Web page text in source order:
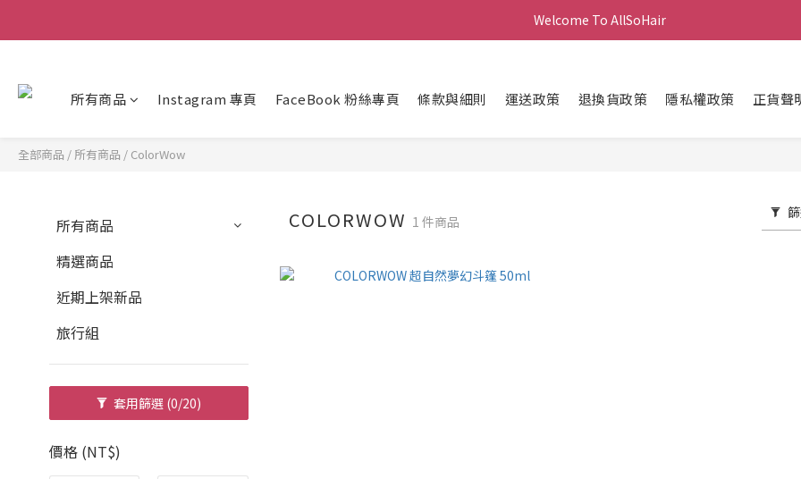
Welcome To AllSoHair
所有商品 Instagram 專頁 FaceBook 粉絲專頁 條款與細則 運送政策 退換貨政策 隱私權政策 正貨聲
全部商品 / 所有商品 / ColorWow
所有商品
精選商品
近期上架新品
旅行組
套用篩選 (0/20)
價格 (NT$)
COLORWOW 1 件商品